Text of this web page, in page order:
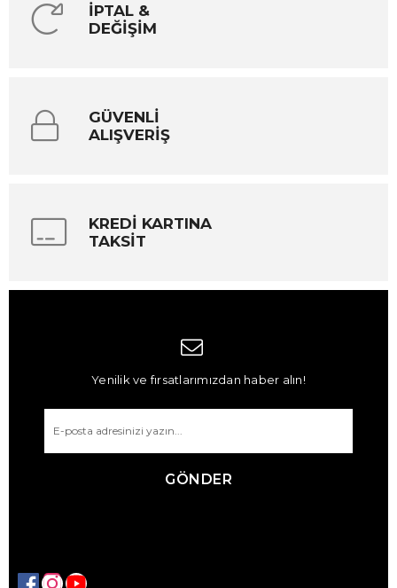
İPTAL &
DEĞİŞİM
GÜVENLİ
ALIŞVERİŞ
KREDİ KARTINA
TAKSİT
Yenilik ve fırsatlarımızdan haber alın!
GÖNDER